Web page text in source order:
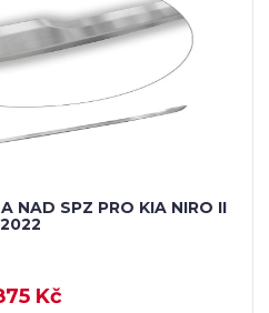
NAD SPZ PRO KIA NIRO II
2022
Kč